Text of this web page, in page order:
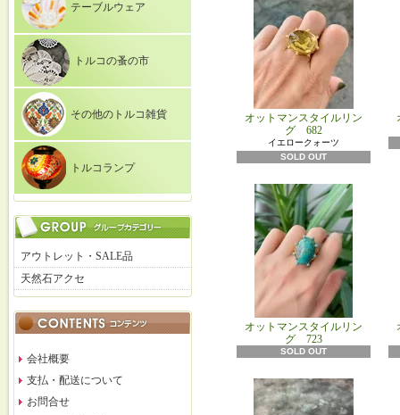
テーブルウェア
トルコの蚤の市
その他のトルコ雑貨
トルコランプ
アウトレット・SALE品
天然石アクセ
会社概要
支払・配送について
お問合せ
オットマンスタイルリン
グ 682
イエロークォーツ
SOLD OUT
オットマンスタイルリン
グ 723
SOLD OUT